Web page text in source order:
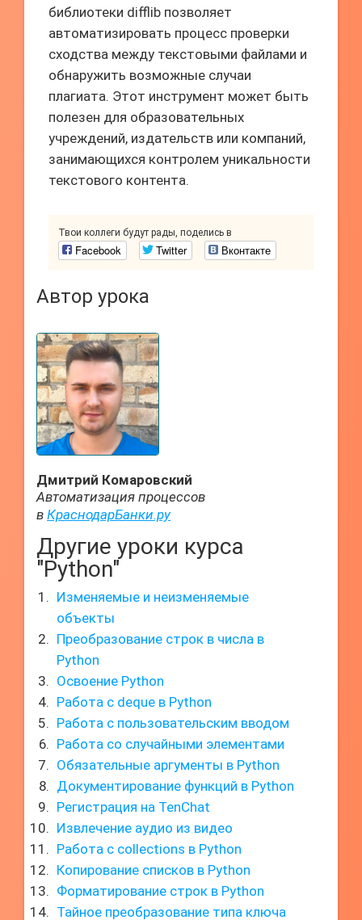
библиотеки difflib позволяет
автоматизировать процесс проверки
сходства между текстовыми файлами и
обнаружить возможные случаи
плагиата. Этот инструмент может быть
полезен для образовательных
учреждений, издательств или компаний,
занимающихся контролем уникальности
текстового контента.
Твои коллеги будут рады, поделись в
Facebook Twitter Вконтакте
Автор урока
Дмитрий Комаровский
Автоматизация процессов
в КраснодарБанки.ру
Другие уроки курса
"Python"
Изменяемые и неизменяемые
объекты
Преобразование строк в числа в
Python
Освоение Python
Работа с deque в Python
Работа с пользовательским вводом
Работа со случайными элементами
Обязательные аргументы в Python
Документирование функций в Python
Регистрация на TenChat
Извлечение аудио из видео
Работа с collections в Python
Копирование списков в Python
Форматирование строк в Python
Тайное преобразование типа ключа